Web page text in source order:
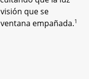
que se
empañada.1